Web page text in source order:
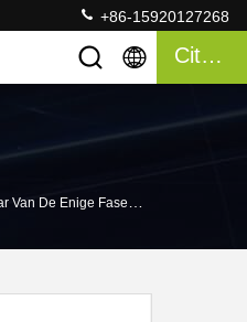
+86-15920127268
Citaat
Enige Fase De Zonnepomp